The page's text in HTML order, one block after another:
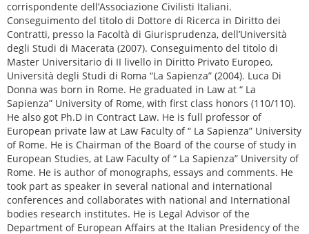
corrispondente dell’Associazione Civilisti Italiani.
Conseguimento del titolo di Dottore di Ricerca in Diritto dei
Contratti, presso la Facoltà di Giurisprudenza, dell’Università
degli Studi di Macerata (2007). Conseguimento del titolo di
Master Universitario di II livello in Diritto Privato Europeo,
Università degli Studi di Roma “La Sapienza” (2004). Luca Di
Donna was born in Rome. He graduated in Law at “ La
Sapienza” University of Rome, with first class honors (110/110).
He also got Ph.D in Contract Law. He is full professor of
European private law at Law Faculty of “ La Sapienza” University
of Rome. He is Chairman of the Board of the course of study in
European Studies, at Law Faculty of “ La Sapienza” University of
Rome. He is author of monographs, essays and comments. He
took part as speaker in several national and international
conferences and collaborates with national and International
bodies research institutes. He is Legal Advisor of the
Department of European Affairs at the Italian Presidency of the